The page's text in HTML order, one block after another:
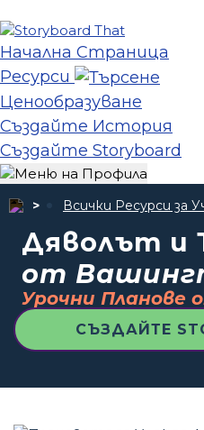
Начална Страница
Ресурси
Ценообразуване
Създайте История
Създайте Storyboard
Всички Ресурси за
Дяволът и
от
Урочни Планове
СЪЗДАЙТЕ